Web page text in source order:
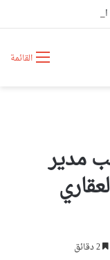
القائمة
مدير